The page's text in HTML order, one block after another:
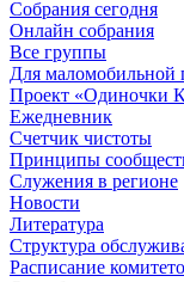
Собрания сегодня
Онлайн собрания
Все группы
Для маломобильной
Проект
Ежедневник
Счетчик чистоты
Принципы
Служения в регионе
Новости
Литература
Структура
Расписание